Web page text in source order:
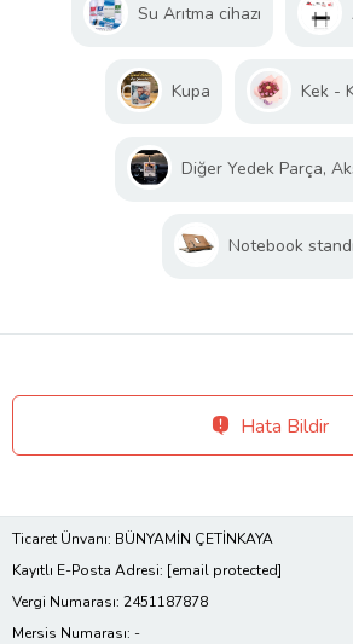
Su Arıtma cihazı
Kupa Kek -
Diğer Yedek Parça,
Notebook standı
Hata Bildir
Ticaret Ünvanı: BÜNYAMİN ÇETİNKAYA
Kayıtlı E-Posta Adresi: [email protected]
Vergi Numarası: 2451187878
Mersis Numarası: -